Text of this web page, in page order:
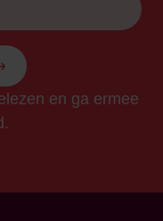
en ga ermee